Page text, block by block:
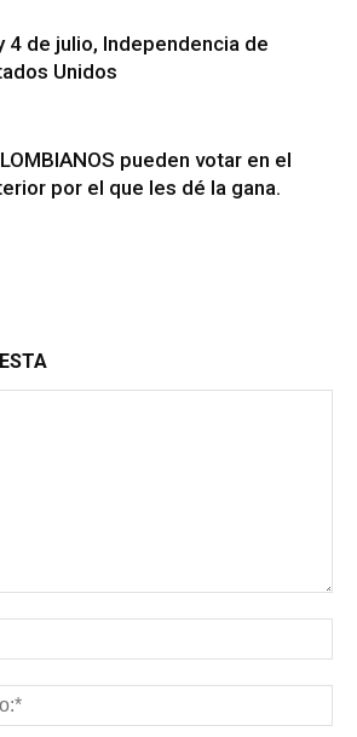
4 de julio, Independencia de
Unidos
pueden votar en el
por el que les dé la gana.